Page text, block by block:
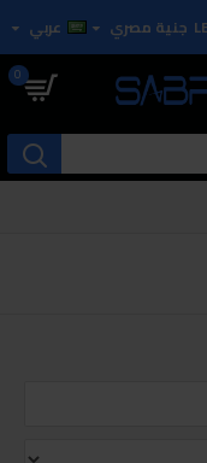
LE جنية مصري عربي
0